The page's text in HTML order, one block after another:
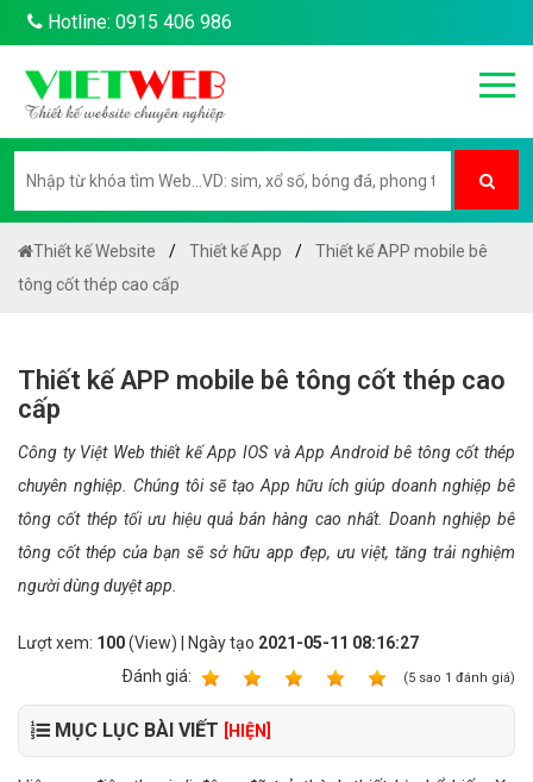
Hotline: 0915 406 986
Thiết kế Website Thiết kế App
Thiết kế APP mobile bê
tông cốt thép cao cấp
Thiết kế APP mobile bê tông cốt thép cao
cấp
Công ty Việt Web thiết kế App IOS và App Android bê tông cốt thép
chuyên nghiệp. Chúng tôi sẽ tạo App hữu ích giúp doanh nghiệp bê
tông cốt thép tối ưu hiệu quả bán hàng cao nhất. Doanh nghiệp bê
tông cốt thép của bạn sẽ sở hữu app đẹp, ưu việt, tăng trải nghiệm
người dùng duyệt app.
Lượt xem: 100(View) | Ngày tạo 2021-05-11 08:16:27
Ðánh giá:
(5 sao 1 đánh giá)
MỤC LỤC BÀI VIẾT [HIỆN]